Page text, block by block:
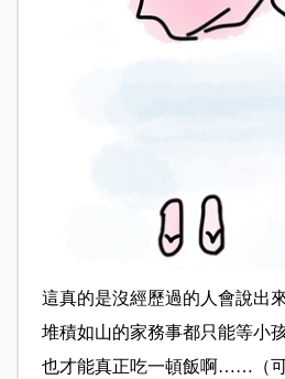
這真的是沒經歷過的人會說出
堆積如山的家務事都只能等小
也才能真正吃一頓飯啊……（可